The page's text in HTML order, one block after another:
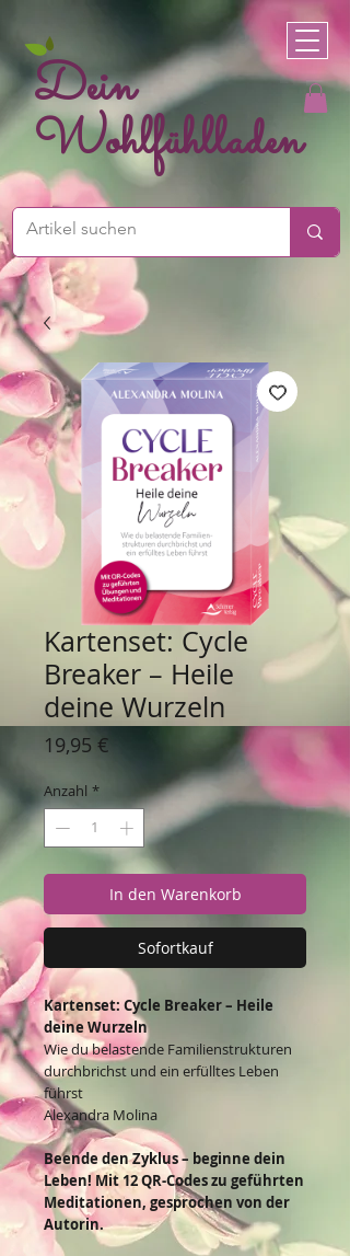
Dein
Wohlfühlladen
Kartenset: Cycle
Breaker – Heile
deine Wurzeln
19,95 €
Anzahl *
In den Warenkorb
Sofortkauf
Kartenset: Cycle Breaker – Heile
deine Wurzeln
Wie du belastende Familienstrukturen
durchbrichst und ein erfülltes Leben
führst
Alexandra Molina
Beende den Zyklus – beginne dein
Leben! Mit 12 QR-Codes zu geführten
Meditationen, gesprochen von der
Autorin.